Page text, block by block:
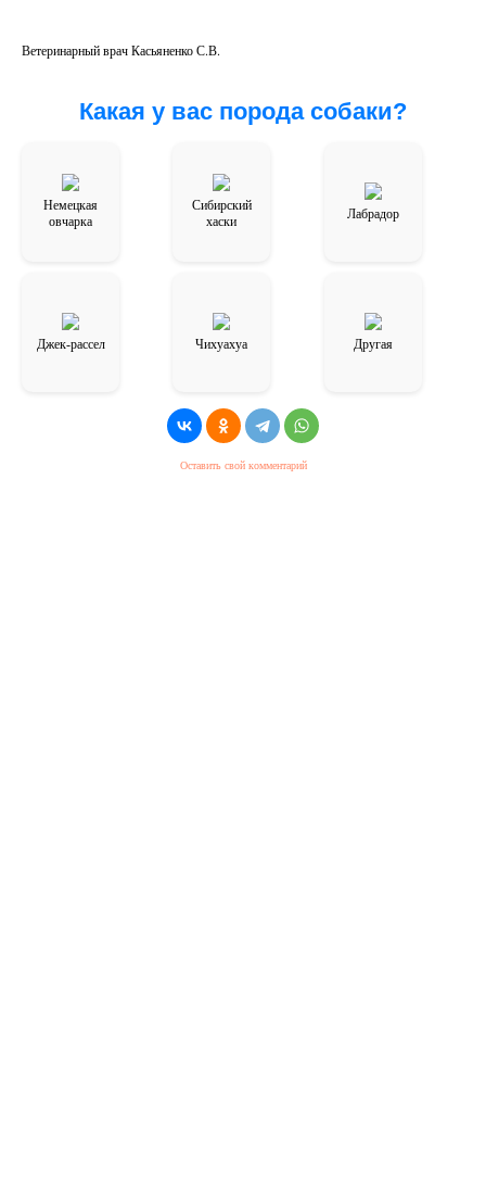
Ветеринарный врач Касьяненко С.В.
Какая у вас порода собаки?
Немецкая
овчарка
Сибирский
хаски
Лабрадор
Джек-рассел Чихуахуа Другая
Оставить свой комментарий